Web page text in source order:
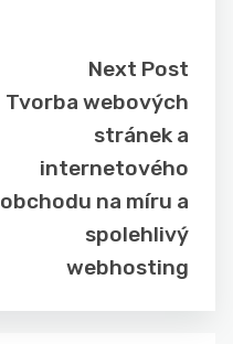
Next Post
Tvorba webových
stránek a
internetového
obchodu na míru a
spolehlivý
webhosting